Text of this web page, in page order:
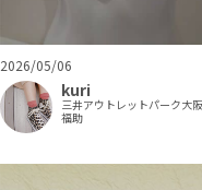
2026/05/06
kuri
三井アウトレットパーク大
福助